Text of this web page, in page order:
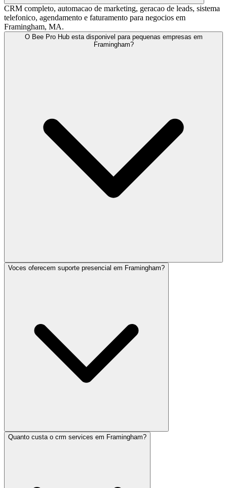
CRM completo, automacao de marketing, geracao de leads, sistema
telefonico, agendamento e faturamento para negocios em
Framingham, MA.
O Bee Pro Hub esta disponivel para pequenas empresas em
Framingham?
Voces oferecem suporte presencial em Framingham?
Quanto custa o crm services em Framingham?